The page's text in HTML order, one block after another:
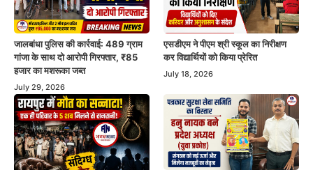
जालबांधा पुलिस की कार्रवाई: 489 ग्राम
गांजा के साथ दो आरोपी गिरफ्तार, ₹85
हजार का मशरूका जब्त
July 29, 2026
एसडीएम ने पीएम श्री स्कूल का निरीक्षण
कर विद्यार्थियों को किया प्रेरित
July 18, 2026